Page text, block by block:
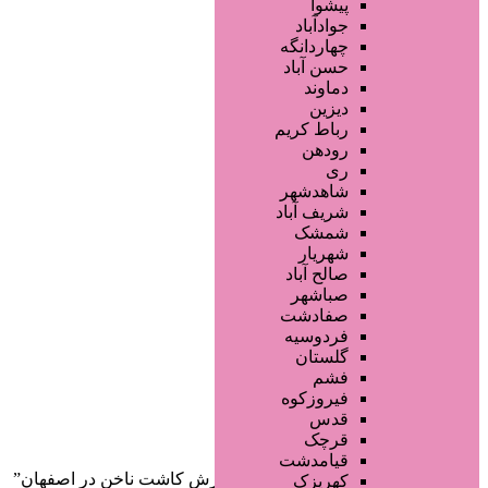
محصولات پوست
محصولات مو
محصولات آرایشی
تجهیزات سالن زیبایی
خدمات دندانپزشکی
سایر خدمات
پیشوا
جوادآباد
چهاردانگه
حسن آباد
دماوند
دیزین
رباط کریم
رودهن
ری
شاهدشهر
شریف آباد
شمشک
شهریار
صالح آباد
صباشهر
صفادشت
فردوسیه
گلستان
فشم
فیروزکوه
قدس
قرچک
قیامدشت
کهریزک
صفحه اصلی
آگهی انبوه
طراحی سایت
صفحه اختصاصی
لیست سایتهای تبلیغاتی
دسته‌بندی‌ها
/ محصولات برچسب خورده “آموزش کاشت ناخن در اصفهان”